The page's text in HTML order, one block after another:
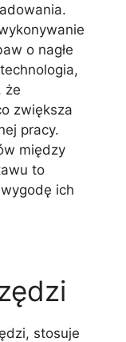
o nagłe
że
zwiększa
pracy.
między
to
ich
stosuje